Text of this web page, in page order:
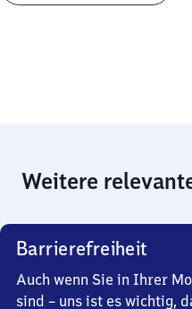
Weitere
Barrierefreiheit
Auch wenn Sie in Ihrer
sind – uns ist es wichtig,